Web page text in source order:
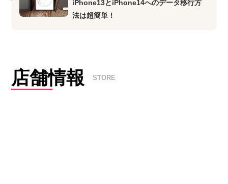
iPhone13とiPhone14へのデータ移行方
法は超簡単！
店舗情報 STORE